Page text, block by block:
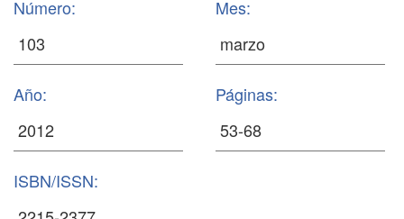
Número: Mes:
Año: Páginas:
ISBN/ISSN: